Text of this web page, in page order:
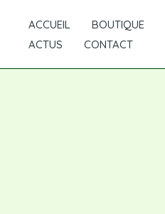
contenu
ACCUEIL BOUTIQUE
ACTUS
CONTACT